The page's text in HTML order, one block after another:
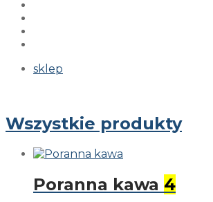
sklep
Wszystkie produkty
Poranna kawa 4